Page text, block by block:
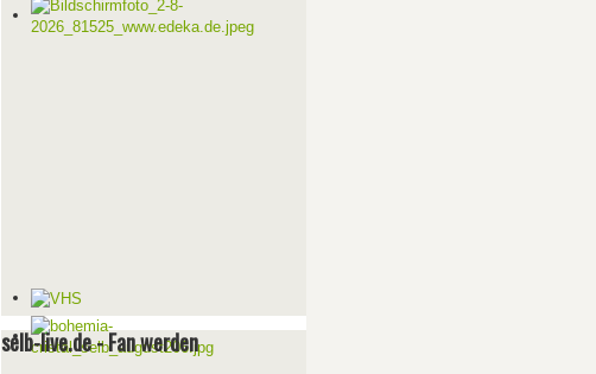
selb-live.de - Fan werden